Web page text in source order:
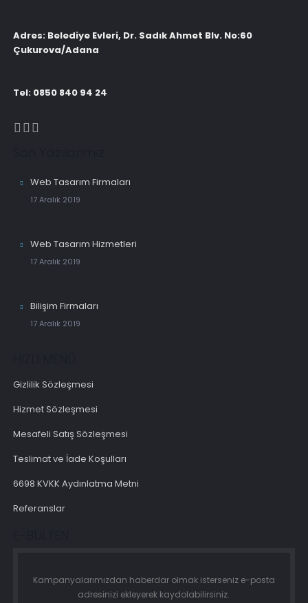
Adres: Belediye Evleri, Dr. Sadık Ahmet Blv. No:60
Çukurova/Adana
Tel: 0850 840 94 24
Web Tasarım Firmaları
17 Aralık 2019
Web Tasarım Hizmetleri
17 Aralık 2019
Bilişim Firmaları
17 Aralık 2019
Gizlilik Sözleşmesi
Hizmet Sözleşmesi
Mesafeli Satış Sözleşmesi
Teslimat ve İade Koşulları
6698 KVKK Aydınlatma Metni
Referanslar
Kampanyalarımızdan haberdar olmak isterseniz e-posta
adresinizi ekleyerek kaydolabilirsiniz.